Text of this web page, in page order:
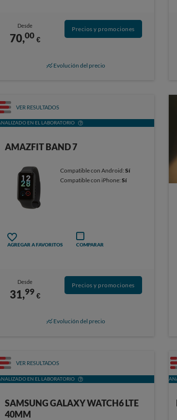
Desde
70,00 €
Precios y promociones
Evolución del precio
VER RESULTADOS
EN EL LABORATORIO
AMAZFIT BAND 7
Compatible con Android:Sí
Compatible con iPhone:Sí
AGREGAR A FAVORITOS COMPARAR
Desde
31,99 €
Precios y promociones
Evolución del precio
VER RESULTADOS
EN EL LABORATORIO
SAMSUNG GALAXY WATCH6 LTE
40MM